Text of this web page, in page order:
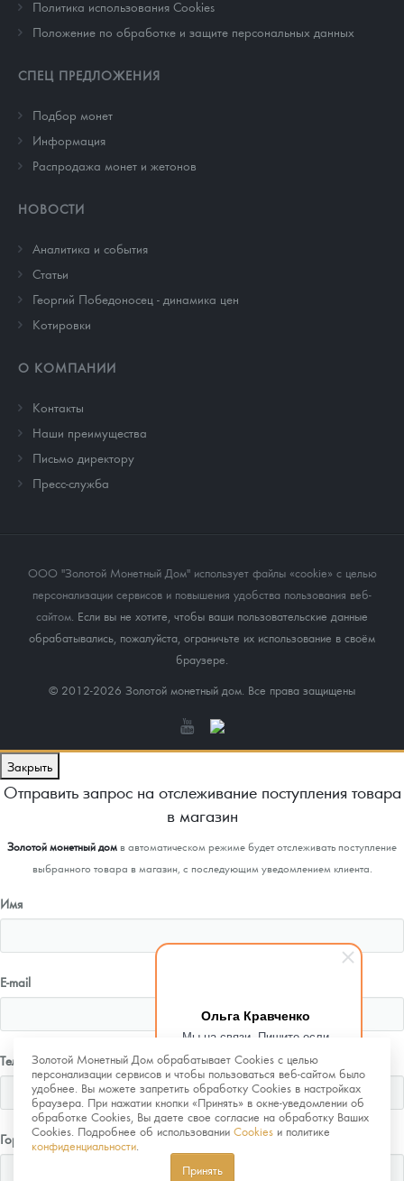
Ольга Кравченко
Мы на связи. Пишите если
возникнут любые вопросы.
Рады помочь.
Политика использования Cookies
Положение по обработке и защите персональных данных
СПЕЦ ПРЕДЛОЖЕНИЯ
Подбор монет
Информация
Распродажа монет и жетонов
НОВОСТИ
Аналитика и события
Cтатьи
Георгий Победоносец - динамика цен
Котировки
О КОМПАНИИ
Контакты
Наши преимущества
Письмо директору
Пресс-служба
ООО "Золотой Монетный Дом" использует файлы «cookie» с целью
персонализации сервисов и повышения удобства пользования веб-
сайтом. Если вы не хотите, чтобы ваши пользовательские данные
обрабатывались, пожалуйста, ограничьте их использование в своём
браузере.
© 2012-2026 Золотой монетный дом. Все права защищены
Золотой Монетный Дом обрабатывает Cookies с целью
персонализации сервисов и чтобы пользоваться веб-сайтом было
удобнее. Вы можете запретить обработку Cookies в настройках
браузера. При нажатии кнопки «Принять» в окне-уведомлении об
обработке Cookies, Вы даете свое согласие на обработку Ваших
Cookies. Подробнее об использовании Cookies и политике
конфиденциальности
Принять
Закрыть
Отправить запрос на отслеживание поступления товара
в магазин
Золотой монетный домв автоматическом режиме будет отслеживать поступление
выбранного товара в магазин, с последующим уведомлением клиента.
Имя
E-mail
Телефон
Город